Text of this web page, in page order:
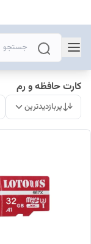
کارت حافظه و رم
پربازدیدترین